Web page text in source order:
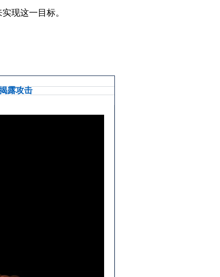
-风险价值。不需要
现这一目标。
露攻击